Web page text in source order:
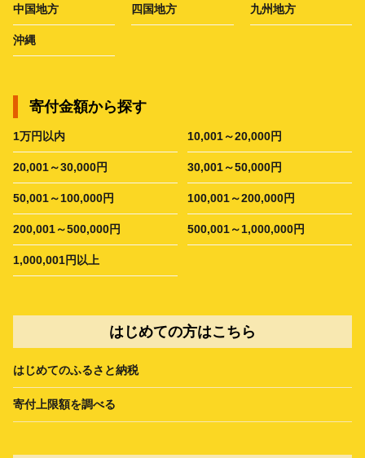
中国地方 四国地方 九州地方
沖縄
寄付金額から探す
1万円以内 10,001～20,000円
20,001～30,000円 30,001～50,000円
50,001～100,000円 100,001～200,000円
200,001～500,000円 500,001～1,000,000円
1,000,001円以上
はじめての方はこちら
はじめてのふるさと納税
寄付上限額を調べる